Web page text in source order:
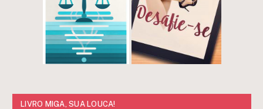
LIVRO MIGA, SUA LOUCA!